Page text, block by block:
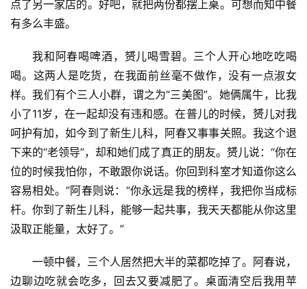
点了另一家店的。好吧，就把两份都摆上桌。可想而知中餐
有多么丰盛。
我和阿春喝啤酒，赟儿喝雪碧。三个人开心地吃吃喝
喝。这两人是吃货，在我面前丝毫不做作，没有一点淑女
样。我们有个三人小群，谓之为“三美图”。她俩属牛，比我
小了11岁，在一起却没有违和感。在普儿的时候，赟儿对我
呵护有加，如今到了新生儿科，阿春又事事关照。我这个退
下来的“老领导”，却和她们成了真正的朋友。赟儿说：“你在
位的时候我怕你，不敢跟你说话。你回到科室才知道你这么
容易相处。”阿春则说：“你永远是我的榜样，我把你当成标
杆。你到了新生儿科，能够一起共事，我天天都能从你这里
汲取正能量，太好了。”
一顿中餐，三个人居然把大半的菜都吃掉了。阿春说，
边聊边吃就会吃多，回去又要减肥了。桌面清空后我用苹